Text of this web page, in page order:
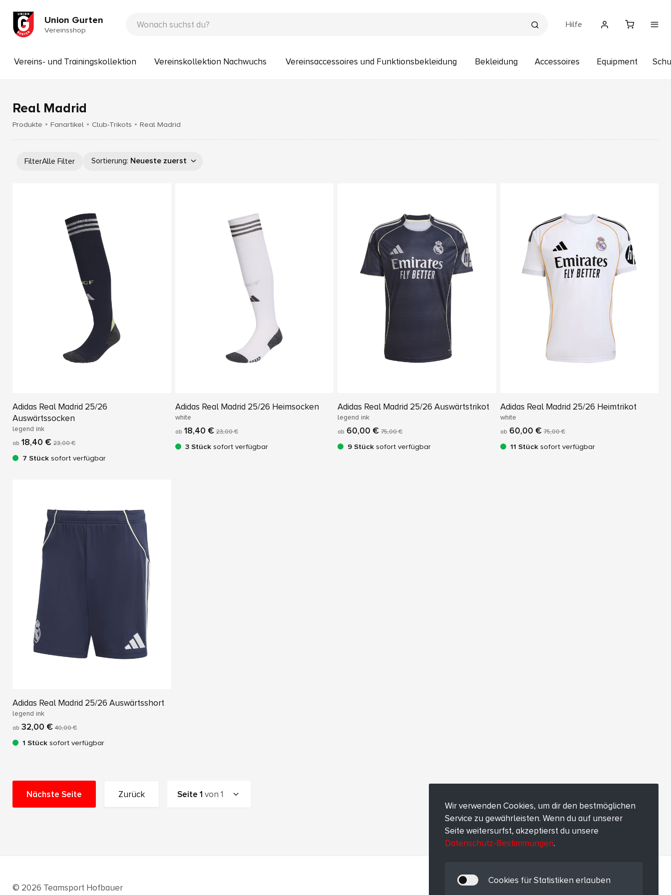
Union Gurten
Vereinsshop
Hilfe
Vereins- und Trainingskollektion Vereinskollektion Nachwuchs Vereinsaccessoires und Funktionsbekleidung Bekleidung Accessoires Equipment
Real Madrid
Produkte Fanartikel Club-Trikots Real Madrid
FilterAlle Filter Sortierung: Neueste zuerst
Adidas Real Madrid 25/26
Auswärtssocken
legend ink
ab 18,40 € 23,00 €
7 Stück sofort verfügbar
Adidas Real Madrid 25/26 Heimsocken
white
ab 18,40 € 23,00 €
3 Stücksofort verfügbar
Adidas Real Madrid 25/26 Auswärtstrikot
legend ink
ab 60,00 € 75,00 €
9 Stück sofort verfügbar
Adidas Real Madrid 25/26 Heimtrikot
white
ab 60,00 € 75,00 €
11 Stücksofort verfügbar
Adidas Real Madrid 25/26 Auswärtsshort
legend ink
ab 32,00 € 40,00 €
1 Stück sofort verfügbar
Nächste Seite Zurück Seite1 von1
© 2026 Teamsport Hofbauer
Wir verwenden Cookies, um dir den bestmöglichen
Service zu gewährleisten. Wenn du auf unserer
Seite weitersurfst, akzeptierst du unsere
Datenschutz-Bestimmungen.
Cookies für Statistiken erlauben